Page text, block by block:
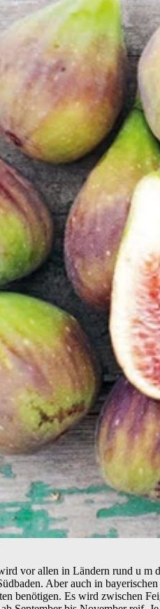
vor allen in Ländern rund u m
Aber auch in
benötigen. Es wird zwischen